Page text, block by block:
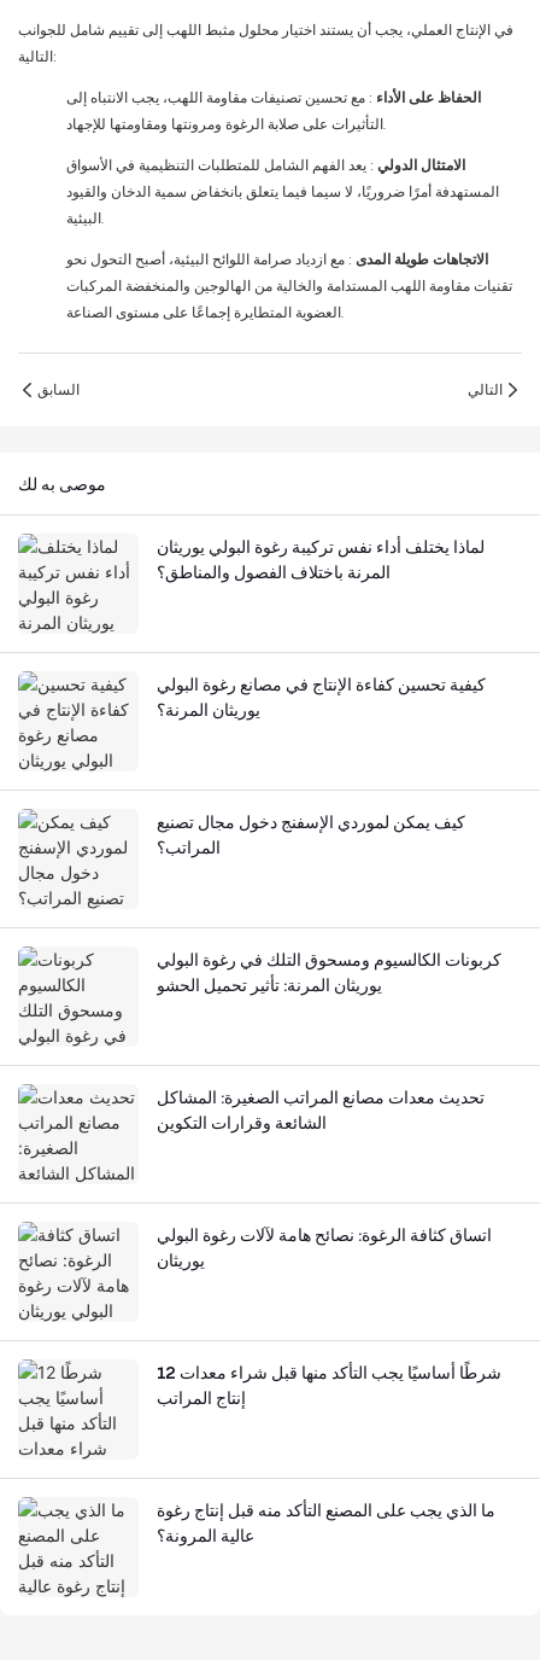
في الإنتاج العملي، يجب أن يستند اختيار محلول مثبط اللهب إلى تقييم شامل للجوانب
التالية:
الحفاظ على الأداء : مع تحسين تصنيفات مقاومة اللهب، يجب الانتباه إلى
التأثيرات على صلابة الرغوة ومرونتها ومقاومتها للإجهاد.
الامتثال الدولي : يعد الفهم الشامل للمتطلبات التنظيمية في الأسواق
المستهدفة أمرًا ضروريًا، لا سيما فيما يتعلق بانخفاض سمية الدخان والقيود
البيئية.
الاتجاهات طويلة المدى : مع ازدياد صرامة اللوائح البيئية، أصبح التحول نحو
تقنيات مقاومة اللهب المستدامة والخالية من الهالوجين والمنخفضة المركبات
العضوية المتطايرة إجماعًا على مستوى الصناعة.
السابق التالي
موصى به لك
لماذا يختلف أداء نفس تركيبة رغوة البولي يوريثان
المرنة باختلاف الفصول والمناطق؟
كيفية تحسين كفاءة الإنتاج في مصانع رغوة البولي
يوريثان المرنة؟
كيف يمكن لموردي الإسفنج دخول مجال تصنيع
المراتب؟
كربونات الكالسيوم ومسحوق التلك في رغوة البولي
يوريثان المرنة: تأثير تحميل الحشو
تحديث معدات مصانع المراتب الصغيرة: المشاكل
الشائعة وقرارات التكوين
اتساق كثافة الرغوة: نصائح هامة لآلات رغوة البولي
يوريثان
12 شرطًا أساسيًا يجب التأكد منها قبل شراء معدات
إنتاج المراتب
ما الذي يجب على المصنع التأكد منه قبل إنتاج رغوة
عالية المرونة؟